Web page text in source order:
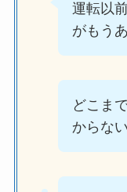
運転以
がもう
どこま
からな